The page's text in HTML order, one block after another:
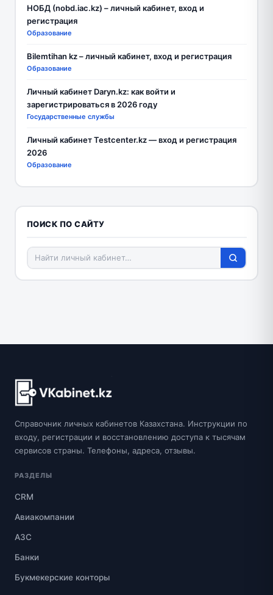
НОБД (nobd.iac.kz) – личный кабинет, вход и
регистрация
Образование
Bilemtihan kz – личный кабинет, вход и регистрация
Образование
Личный кабинет Daryn.kz: как войти и
зарегистрироваться в 2026 году
Государственные службы
Личный кабинет Testcenter.kz — вход и регистрация
2026
Образование
ПОИСК ПО САЙТУ
Справочник личных кабинетов Казахстана. Инструкции по
входу, регистрации и восстановлению доступа к тысячам
сервисов страны. Телефоны, адреса, отзывы.
РАЗДЕЛЫ
CRM
Авиакомпании
АЗС
Банки
Букмекерские конторы